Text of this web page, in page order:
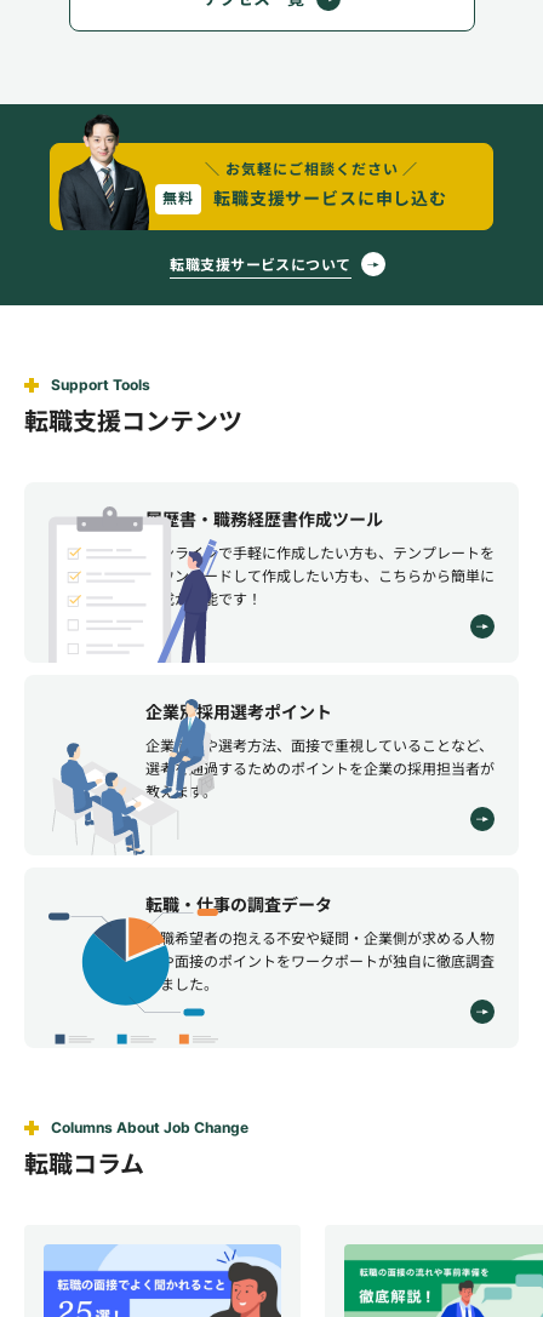
＼ お気軽にご相談ください ／
無料
転職支援サービスに申し込む
転職支援サービスについて
Support Tools
転職支援コンテンツ
履歴書・職務経歴書作成ツール
オンラインで手軽に作成したい方も、テンプレートを
ダウンロードして作成したい方も、こちらから簡単に
作成が可能です！
企業別採用選考ポイント
企業情報や選考方法、面接で重視していることなど、
選考を通過するためのポイントを企業の採用担当者が
教えます。
転職・仕事の調査データ
転職希望者の抱える不安や疑問・企業側が求める人物
像や面接のポイントをワークポートが独自に徹底調査
しました。
Columns About Job Change
転職コラム